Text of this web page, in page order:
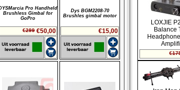
Pro Handheld
Brushless Gimbal for
GoPro
€299 €50,00
Dys BGM2208-70
Brushles gimbal motor
€15,00